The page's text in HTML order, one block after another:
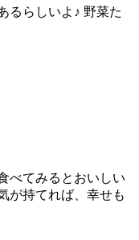
るらしいよ♪ 野菜た
べてみるとおいしい
が持てれば、幸せも